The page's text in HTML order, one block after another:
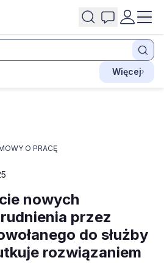
Więcej
O PRACĘ
nowych
przez
do służby
rozwiązaniem